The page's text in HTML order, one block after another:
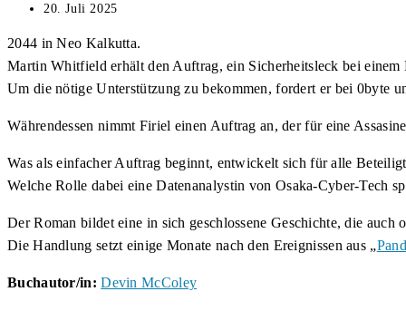
Kommentare:
Beitrag
20. Juli 2025
2044 in Neo Kalkutta.
Martin Whitfield erhält den Auftrag, ein Sicherheitsleck bei einem
Um die nötige Unterstützung zu bekommen, fordert er bei 0byte
Währendessen nimmt Firiel einen Auftrag an, der für eine
Was als einfacher Auftrag beginnt, entwickelt sich für alle
Welche Rolle dabei eine Datenanalystin von Osaka-Cyber-Tech
Der Roman bildet eine in sich geschlossene Geschichte, die auch
Die Handlung setzt einige Monate nach den Ereignissen aus „
Buchautor/in:Devin McColey